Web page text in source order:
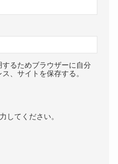
るためブラウザーに自分
、サイトを保存する。
してください。